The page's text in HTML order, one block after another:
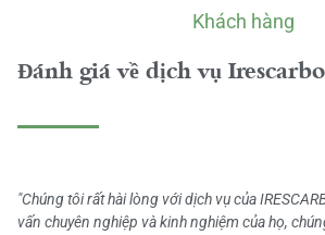
Khách hàng
Đánh giá về dịch vụ
"Chúng tôi rất hài lòng với dịch vụ của
vấn chuyên nghiệp và kinh nghiệm của họ,